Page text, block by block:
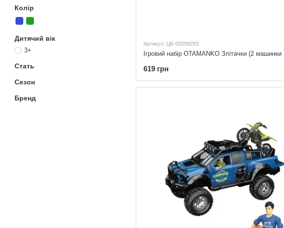
Артикул: ЦБ-00299283
619 грн
Колір
Дитячий вік
3+
Стать
Сезон
Бренд